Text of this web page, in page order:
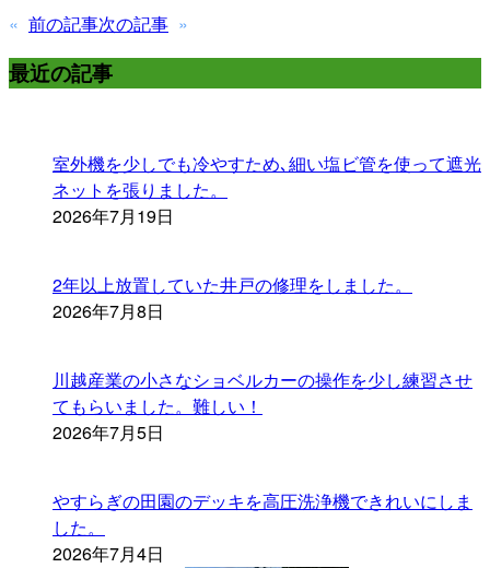
« 前の記事次の記事 »
最近の記事
室外機を少しでも冷やすため､細い塩ビ管を使って遮光
ネットを張りました。
2026年7月19日
2年以上放置していた井戸の修理をしました。
2026年7月8日
川越産業の小さなショベルカーの操作を少し練習させ
てもらいました。難しい！
2026年7月5日
やすらぎの田園のデッキを高圧洗浄機できれいにしま
した。
2026年7月4日